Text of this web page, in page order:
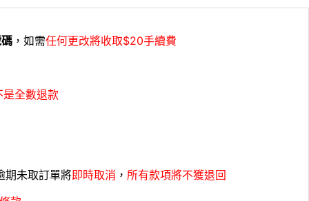
，如需任何更改將收取$20手續費
是全數退款
期未取訂單將即時取消 ， 所有款項將不獲退回